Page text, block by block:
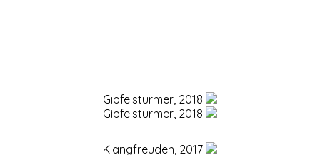
Gipfelstürmer, 2018
Gipfelstürmer, 2018
Klangfreuden, 2017